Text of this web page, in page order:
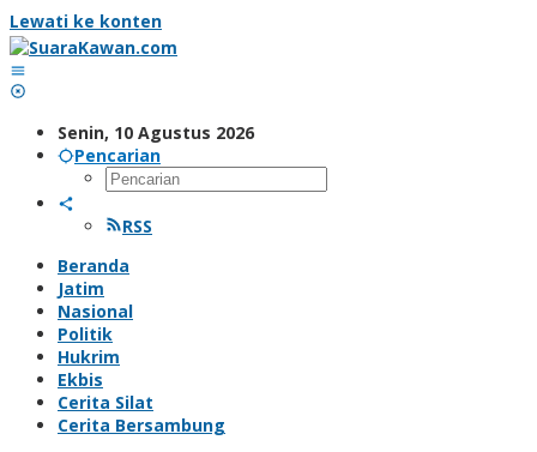
Lewati ke konten
Senin, 10 Agustus 2026
Pencarian
RSS
Beranda
Jatim
Nasional
Politik
Hukrim
Ekbis
Cerita Silat
Cerita Bersambung